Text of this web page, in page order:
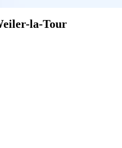
la-Tour